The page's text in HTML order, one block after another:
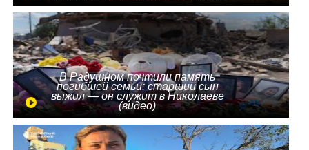
В Радушном почтили память
погибшей семьи: старший сын
выжил — он служит в Николаеве
(видео)